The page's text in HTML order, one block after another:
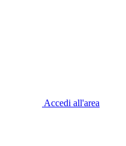
Accedi all'area